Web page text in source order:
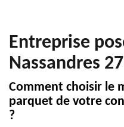
Entreprise
Nassandres
Comment choisir le
parquet de votre
?